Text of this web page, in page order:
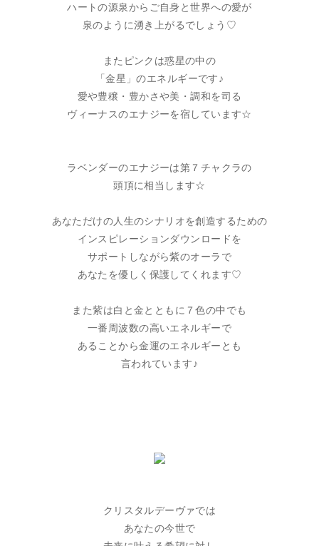
ハートの源泉からご自身と世界への愛が
泉のように湧き上がるでしょう♡
またピンクは惑星の中の
「金星」のエネルギーです♪
愛や豊穣・豊かさや美・調和を司る
ヴィーナスのエナジーを宿しています☆
ラベンダーのエナジーは第７チャクラの
頭頂に相当します☆
あなただけの人生のシナリオを創造するための
インスピレーションダウンロードを
サポートしながら紫のオーラで
あなたを優しく保護してくれます♡
また紫は白と金とともに７色の中でも
一番周波数の高いエネルギーで
あることから金運のエネルギーとも
言われています♪
クリスタルデーヴァでは
あなたの今世で